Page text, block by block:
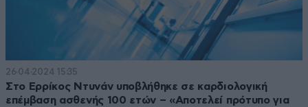
26·04·2024 15:35
Στο Ερρίκος Ντυνάν υποβλήθηκε σε καρδιολογική
επέμβαση ασθενής 100 ετών – «Αποτελεί πρότυπο για